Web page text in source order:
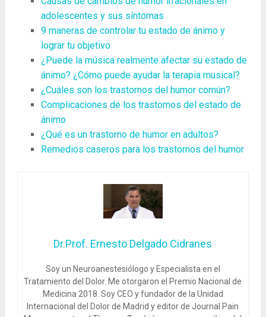
adolescentes y sus síntomas
9 maneras de controlar tu estado de ánimo y
lograr tu objetivo
¿Puede la música realmente afectar su estado de
ánimo? ¿Cómo puede ayudar la terapia musical?
¿Cuáles son los trastornos del humor común?
Complicaciones de los trastornos del estado de
ánimo
¿Qué es un trastorno de humor en adultos?
Remedios caseros para los trastornos del humor
Dr.Prof. Ernesto Delgado Cidranes
Soy un Neuroanestesiólogo y Especialista en el
Tratamiento del Dolor. Me otorgaron el Premio Nacional de
Medicina 2018. Soy CEO y fundador de la Unidad
Internacional del Dolor de Madrid y editor de Journal Pain